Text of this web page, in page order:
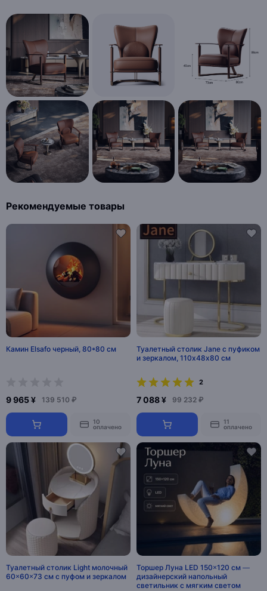
Рекомендуемые товары
Камин Elsafo черный, 80*80 см
9 965 ¥ 139 510 ₽
10
оплачено
Туалетный столик Jane с пуфиком
и зеркалом, 110х48х80 см
2
7 088 ¥ 99 232 ₽
11
оплачено
Туалетный столик Light молочный
60×60×73 см с пуфом и зеркалом
Торшер Луна LED 150×120 см —
дизайнерский напольный
светильник с мягким светом